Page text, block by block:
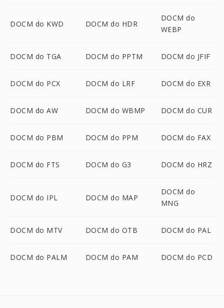
DOCM do KWD DOCM do HDR
DOCM do
WEBP
DOCM do TGA DOCM do PPTM DOCM do JFIF
DOCM do PCX DOCM do LRF DOCM do EXR
DOCM do AW DOCM do WBMP DOCM do CUR
DOCM do PBM DOCM do PPM DOCM do FAX
DOCM do FTS DOCM do G3 DOCM do HRZ
DOCM do IPL DOCM do MAP
DOCM do
MNG
DOCM do MTV DOCM do OTB DOCM do PAL
DOCM do PALM DOCM do PAM DOCM do PCD